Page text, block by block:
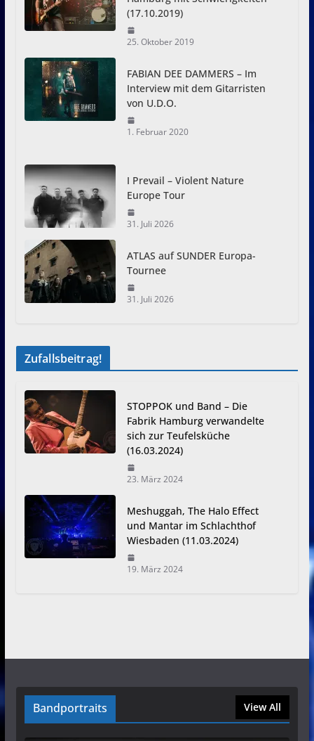
(17.10.2019)
25. Oktober 2019
FABIAN DEE DAMMERS – Im
Interview mit dem Gitarristen
von U.D.O.
1. Februar 2020
I Prevail – Violent Nature
Europe Tour
31. Juli 2026
ATLAS auf SUNDER Europa-
Tournee
31. Juli 2026
Zufallsbeitrag!
STOPPOK und Band – Die
Fabrik Hamburg verwandelte
sich zur Teufelsküche
(16.03.2024)
23. März 2024
Meshuggah, The Halo Effect
und Mantar im Schlachthof
Wiesbaden (11.03.2024)
19. März 2024
Bandportraits View All